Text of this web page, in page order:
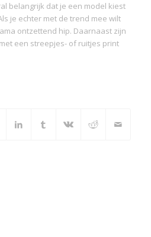
belangrijk dat je een model kiest
je echter met de trend mee wilt
ontzettend hip. Daarnaast zijn
een streepjes- of ruitjes print